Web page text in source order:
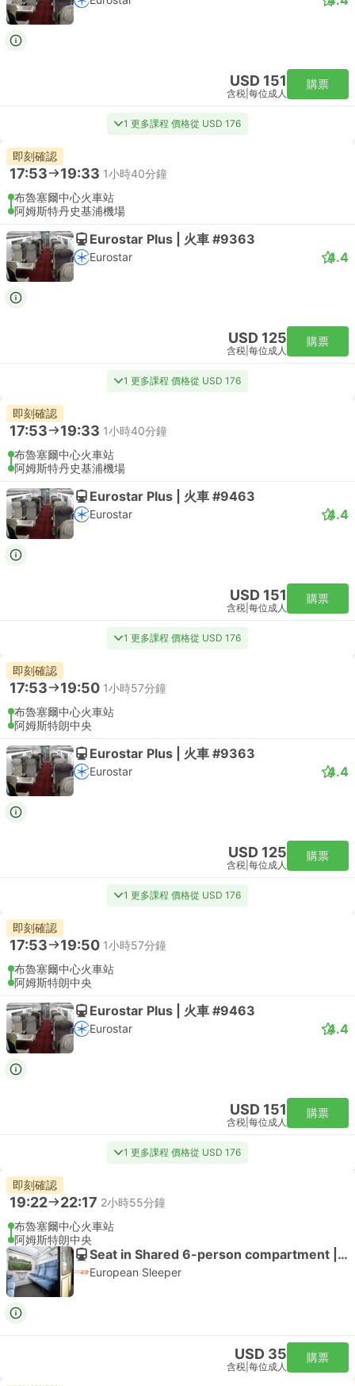
USD 151
含税 每位成人
購票
1 更多課程 價格從 USD 176
即刻確認
17:53 19:33 1小時40分鐘
布魯塞爾中心火車站
阿姆斯特丹史基浦機場
Eurostar Plus | 火車 #9363
Eurostar 4.4
USD 125
含税 每位成人
購票
1 更多課程 價格從 USD 176
即刻確認
17:53 19:33 1小時40分鐘
布魯塞爾中心火車站
阿姆斯特丹史基浦機場
Eurostar Plus | 火車 #9463
Eurostar 4.4
USD 151
含税 每位成人
購票
1 更多課程 價格從 USD 176
即刻確認
17:53 19:50 1小時57分鐘
布魯塞爾中心火車站
阿姆斯特朗中央
Eurostar Plus | 火車 #9363
Eurostar 4.4
USD 125
含税 每位成人
購票
1 更多課程 價格從 USD 176
即刻確認
17:53 19:50 1小時57分鐘
布魯塞爾中心火車站
阿姆斯特朗中央
Eurostar Plus | 火車 #9463
Eurostar 4.4
USD 151
含税 每位成人
購票
1 更多課程 價格從 USD 176
即刻確認
19:22 22:17 2小時55分鐘
布魯塞爾中心火車站
阿姆斯特朗中央
Seat in Shared 6-person compartment | 火車
European Sleeper
USD 35
含税 每位成人
購票